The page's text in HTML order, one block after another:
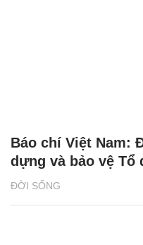
ĐỜI SỐNG
Báo chí Việt Nam:
dựng và bảo vệ Tổ